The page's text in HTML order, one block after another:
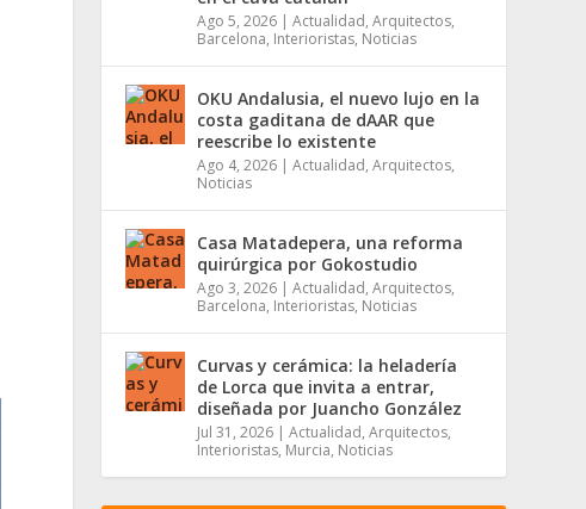
Ago 5, 2026 | Actualidad, Arquitectos,
Barcelona, Interioristas, Noticias
OKU Andalusia, el nuevo lujo en la
costa gaditana de dAAR que
reescribe lo existente
Ago 4, 2026 | Actualidad, Arquitectos,
Noticias
Casa Matadepera, una reforma
quirúrgica por Gokostudio
Ago 3, 2026 | Actualidad, Arquitectos,
Barcelona, Interioristas, Noticias
Curvas y cerámica: la heladería
de Lorca que invita a entrar,
diseñada por Juancho González
Jul 31, 2026 | Actualidad, Arquitectos,
Interioristas, Murcia, Noticias